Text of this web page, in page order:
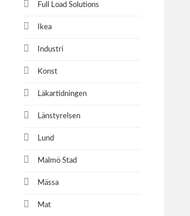
Full Load Solutions
Ikea
Industri
Konst
Läkartidningen
Länstyrelsen
Lund
Malmö Stad
Mässa
Mat